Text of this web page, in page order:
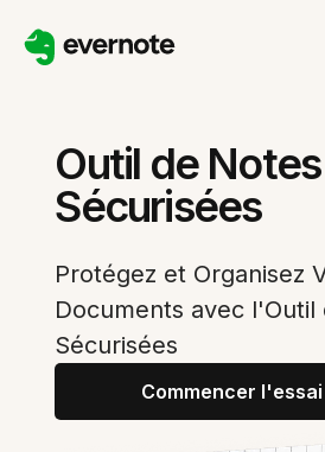
Outil de Notes
Sécurisées
Protégez et Organisez
Documents avec l'Outil
Sécurisées
Commencer